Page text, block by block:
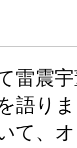
雷震
語り
て、